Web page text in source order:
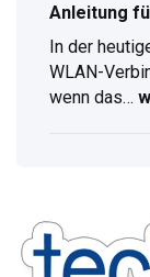
Anleitung
In der
WLAN-
wenn das…
für
alle
Geräte